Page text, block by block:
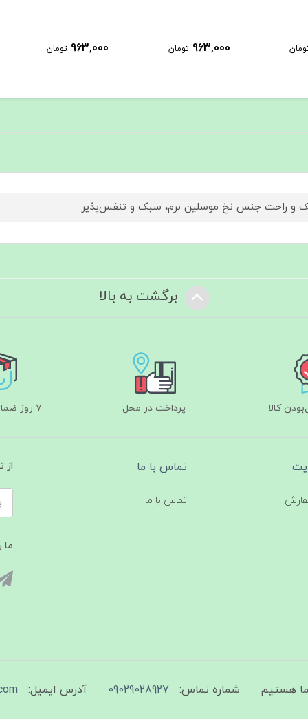
963,000 تومان 963,000 تومان
و راحت جنس نخ موسلین نرم، سبک و تنفس‌پذیر
برگشت به بالا
کالا پرداخت در محل ۷ روز ضمانت بازگشت
تماس با ما
تماس با ما
از
ما
شماره تماس: 09029028927 آدرس ایمیل: